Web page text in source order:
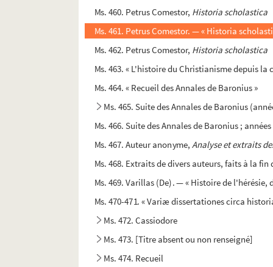
Ms. 460. Petrus Comestor, Historia scholastica
Ms. 461. Petrus Comestor. — « Historia
Ms. 462. Petrus Comestor, Historia scholastica
Ms. 463. « L'histoire du Christianisme depuis
Ms. 464. « Recueil des Annales de Baronius »
Ms. 465. Suite des Annales de Baronius
Ms. 466. Suite des Annales de Baronius ;
Ms. 467. Auteur anonyme,Analyse et extraits
Ms. 468. Extraits de divers auteurs, faits à la fin
Ms. 469. Varillas (De). — « Histoire de l'hérésie,
Ms. 470-471. « Variæ dissertationes circa
Ms. 472. Cassiodore
Ms. 473. [Titre absent ou non renseigné]
Ms. 474. Recueil